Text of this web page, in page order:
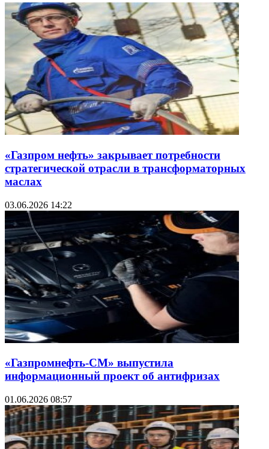
«Газпром нефть» закрывает потребности
стратегической отрасли в трансформаторных
маслах
03.06.2026 14:22
«Газпромнефть-СМ» выпустила
информационный проект об антифризах
01.06.2026 08:57